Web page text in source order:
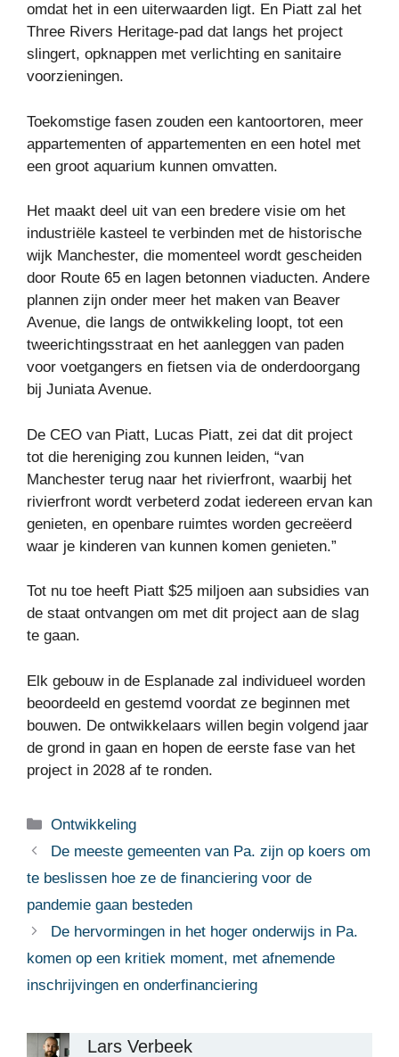
omdat het in een uiterwaarden ligt. En Piatt zal het
Three Rivers Heritage-pad dat langs het project
slingert, opknappen met verlichting en sanitaire
voorzieningen.
Toekomstige fasen zouden een kantoortoren, meer
appartementen of appartementen en een hotel met
een groot aquarium kunnen omvatten.
Het maakt deel uit van een bredere visie om het
industriële kasteel te verbinden met de historische
wijk Manchester, die momenteel wordt gescheiden
door Route 65 en lagen betonnen viaducten. Andere
plannen zijn onder meer het maken van Beaver
Avenue, die langs de ontwikkeling loopt, tot een
tweerichtingsstraat en het aanleggen van paden
voor voetgangers en fietsen via de onderdoorgang
bij Juniata Avenue.
De CEO van Piatt, Lucas Piatt, zei dat dit project
tot die hereniging zou kunnen leiden, “van
Manchester terug naar het rivierfront, waarbij het
rivierfront wordt verbeterd zodat iedereen ervan kan
genieten, en openbare ruimtes worden gecreëerd
waar je kinderen van kunnen komen genieten.”
Tot nu toe heeft Piatt $25 miljoen aan subsidies van
de staat ontvangen om met dit project aan de slag
te gaan.
Elk gebouw in de Esplanade zal individueel worden
beoordeeld en gestemd voordat ze beginnen met
bouwen. De ontwikkelaars willen begin volgend jaar
de grond in gaan en hopen de eerste fase van het
project in 2028 af te ronden.
Categorieën
Ontwikkeling
De meeste gemeenten van Pa. zijn op koers om
te beslissen hoe ze de financiering voor de
pandemie gaan besteden
De hervormingen in het hoger onderwijs in Pa.
komen op een kritiek moment, met afnemende
inschrijvingen en onderfinanciering
Lars Verbeek